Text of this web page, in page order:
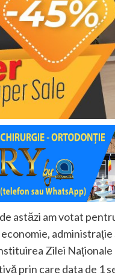
astăzi am votat
Zilei
prin care data de 1